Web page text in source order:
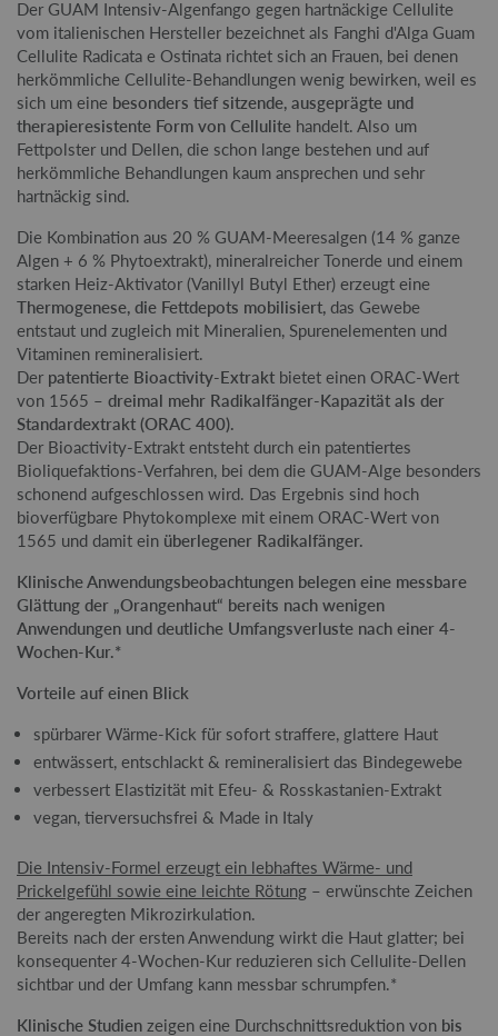
Der GUAM Intensiv-Algenfango gegen hartnäckige Cellulite
vom italienischen Hersteller bezeichnet als Fanghi d'Alga Guam
Cellulite Radicata e Ostinata richtet sich an Frauen, bei denen
herkömmliche Cellulite-Behandlungen wenig bewirken, weil es
sich um eine besonders tief sitzende, ausgeprägte und
therapieresistente Form von Cellulite handelt. Also um
Fettpolster und Dellen, die schon lange bestehen und auf
herkömmliche Behandlungen kaum ansprechen und sehr
hartnäckig sind.
Die Kombination aus 20 % GUAM-Meeresalgen (14 % ganze
Algen + 6 % Phytoextrakt), mineralreicher Tonerde und einem
starken Heiz-Aktivator (Vanillyl Butyl Ether) erzeugt eine
Thermogenese, die Fettdepots mobilisiert, das Gewebe
entstaut und zugleich mit Mineralien, Spurenelementen und
Vitaminen remineralisiert.
Der patentierte Bioactivity-Extrakt bietet einen ORAC-Wert
von 1565 – dreimal mehr Radikalfänger-Kapazität als der
Standardextrakt (ORAC 400).
Der Bioactivity-Extrakt entsteht durch ein patentiertes
Bioliquefaktions-Verfahren, bei dem die GUAM-Alge besonders
schonend aufgeschlossen wird. Das Ergebnis sind hoch
bioverfügbare Phytokomplexe mit einem ORAC-Wert von
1565 und damit ein überlegener Radikalfänger.
Klinische Anwendungsbeobachtungen belegen eine messbare
Glättung der „Orangenhaut“ bereits nach wenigen
Anwendungen und deutliche Umfangsverluste nach einer 4-
Wochen-Kur.*
Vorteile auf einen Blick
spürbarer Wärme-Kick für sofort straffere, glattere Haut
entwässert, entschlackt & remineralisiert das Bindegewebe
verbessert Elastizität mit Efeu- & Rosskastanien-Extrakt
vegan, tierversuchsfrei & Made in Italy
Die Intensiv-Formel erzeugt ein lebhaftes Wärme- und
Prickelgefühl sowie eine leichte Rötung – erwünschte Zeichen
der angeregten Mikrozirkulation.
Bereits nach der ersten Anwendung wirkt die Haut glatter; bei
konsequenter 4-Wochen-Kur reduzieren sich Cellulite-Dellen
sichtbar und der Umfang kann messbar schrumpfen.*
Klinische Studien zeigen eine Durchschnittsreduktion von bis